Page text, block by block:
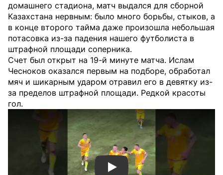
домашнего стадиона, матч выдался для сборной
Казахстана нервным: было много борьбы, стыков, а
в конце второго тайма даже произошла небольшая
потасовка из-за падения нашего футболиста в
штрафной площади соперника.
Счет был открыт на 19-й минуте матча. Ислам
Чесноков оказался первым на подборе, обработал
мяч и шикарным ударом отравил его в девятку из-
за пределов штрафной площади. Редкой красоты
гол.
Смотреть видео YouTube